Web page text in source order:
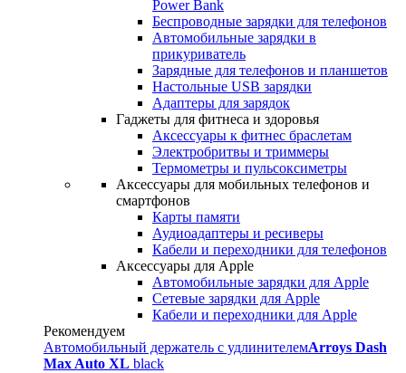
Power Bank
Беспроводные зарядки для телефонов
Автомобильные зарядки в
прикуриватель
Зарядные для телефонов и планшетов
Настольные USB зарядки
Адаптеры для зарядок
Гаджеты для фитнеса и здоровья
Аксессуары к фитнес браслетам
Электробритвы и триммеры
Термометры и пульсоксиметры
Аксессуары для мобильных телефонов и
смартфонов
Карты памяти
Аудиоадаптеры и ресиверы
Кабели и переходники для телефонов
Аксессуары для Apple
Автомобильные зарядки для Apple
Сетевые зарядки для Apple
Кабели и переходники для Apple
Рекомендуем
Автомобильный держатель с удлинителемArroys Dash
Max Auto XL black